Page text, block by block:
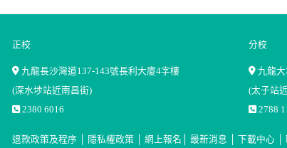
正校
九龍長沙灣道137-143號長利大廈4字樓
(深水埗站近南昌街)
2380 6016
分校
九龍
(太子站
2788
退款政策及程序│ 隱私權政策 網上報名 最新消息 下載中心│